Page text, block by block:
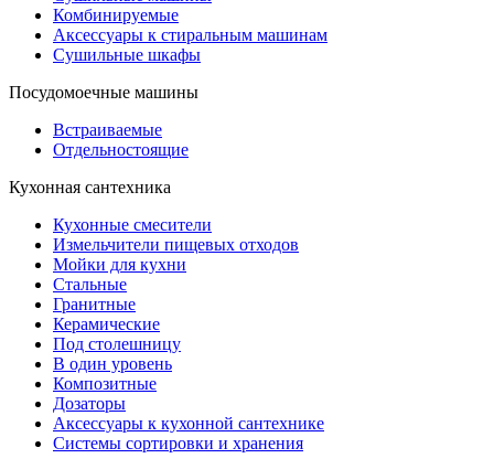
Комбинируемые
Аксессуары к стиральным машинам
Сушильные шкафы
Посудомоечные машины
Встраиваемые
Отдельностоящие
Кухонная сантехника
Кухонные смесители
Измельчители пищевых отходов
Мойки для кухни
Стальные
Гранитные
Керамические
Под столешницу
В один уровень
Композитные
Дозаторы
Аксессуары к кухонной сантехнике
Системы сортировки и хранения